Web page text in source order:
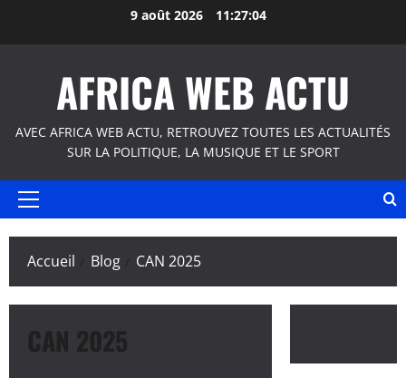
9 août 2026 11:27:04
AFRICA WEB ACTU
AVEC AFRICA WEB ACTU, RETROUVEZ TOUTES LES ACTUALITÉS
SUR LA POLITIQUE, LA MUSIQUE ET LE SPORT
Menu
Accueil Blog CAN 2025
CAN 2025